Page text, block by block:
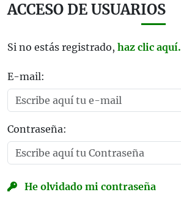
ACCESO DE USUARIOS
Si no estás registrado, haz clic aquí.
E-mail:
Contraseña:
He olvidado mi contraseña